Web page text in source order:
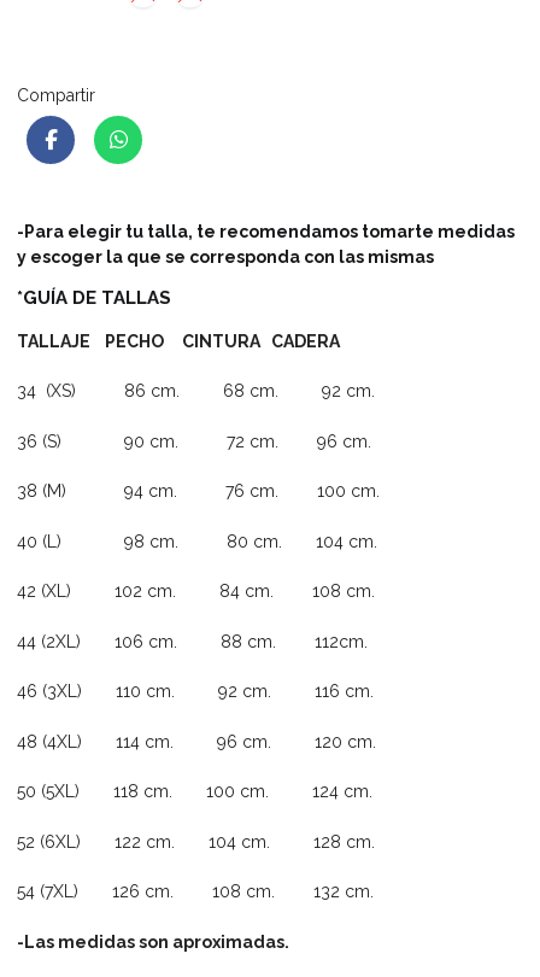
Compartir
-Para elegir tu talla, te recomendamos tomarte medidas
y escoger la que se corresponda con las mismas
*GUÍA DE TALLAS
TALLAJE PECHO CINTURA CADERA
34 (XS) 86 cm. 68 cm. 92 cm.
36 (S) 90 cm. 72 cm. 96 cm.
38 (M) 94 cm. 76 cm. 100 cm.
40 (L) 98 cm. 80 cm. 104 cm.
42 (XL) 102 cm. 84 cm. 108 cm.
44 (2XL) 106 cm. 88 cm. 112cm.
46 (3XL) 110 cm. 92 cm. 116 cm.
48 (4XL) 114 cm. 96 cm. 120 cm.
50 (5XL) 118 cm. 100 cm. 124 cm.
52 (6XL) 122 cm. 104 cm. 128 cm.
54 (7XL) 126 cm. 108 cm. 132 cm.
-Las medidas son aproximadas.